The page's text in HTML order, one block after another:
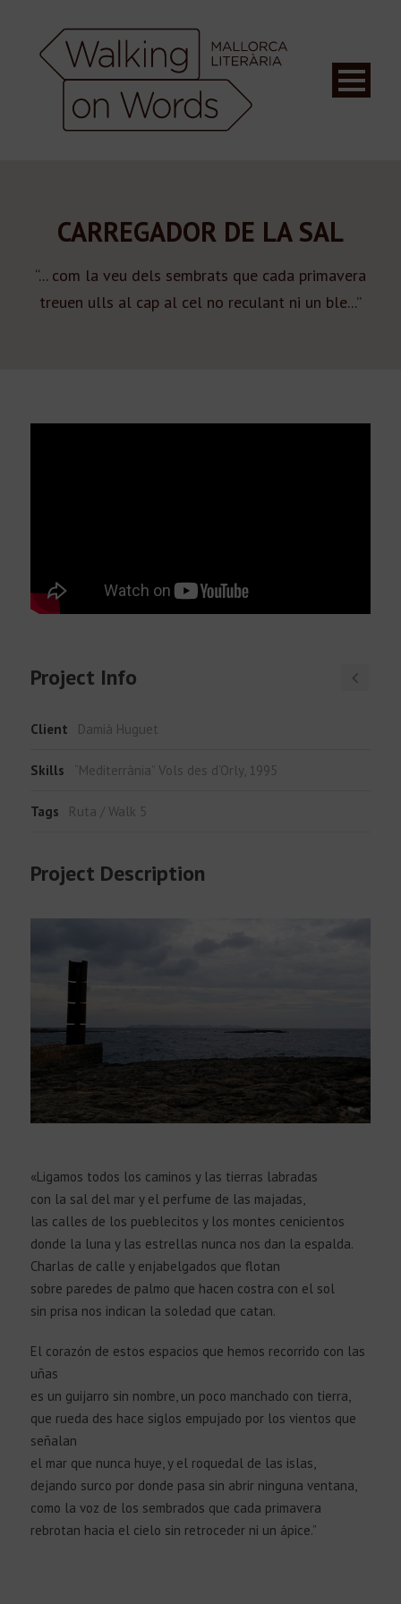
CARREGADOR DE LA SAL
“... com la veu dels sembrats que cada primavera
treuen ulls al cap al cel no reculant ni un ble...”
Project Info
Client Damià Huguet
Skills “Mediterrània” Vols des d’Orly, 1995
Tags Ruta / Walk 5
Project Description
«Ligamos todos los caminos y las tierras labradas
con la sal del mar y el perfume de las majadas,
las calles de los pueblecitos y los montes cenicientos
donde la luna y las estrellas nunca nos dan la espalda.
Charlas de calle y enjabelgados que flotan
sobre paredes de palmo que hacen costra con el sol
sin prisa nos indican la soledad que catan.
El corazón de estos espacios que hemos recorrido con las
uñas
es un guijarro sin nombre, un poco manchado con tierra,
que rueda des hace siglos empujado por los vientos que
señalan
el mar que nunca huye, y el roquedal de las islas,
dejando surco por donde pasa sin abrir ninguna ventana,
como la voz de los sembrados que cada primavera
rebrotan hacia el cielo sin retroceder ni un ápice.”